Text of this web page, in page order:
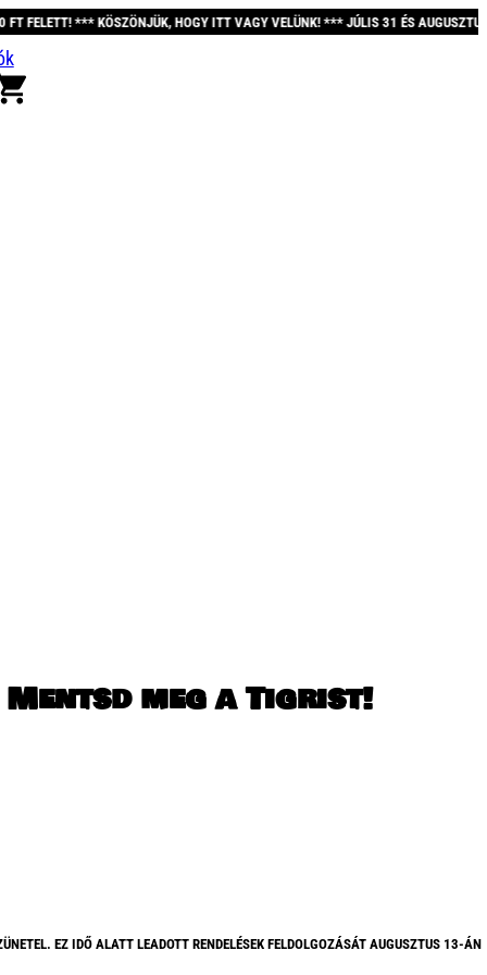
HOGY ITT VAGY VELÜNK! *** JÚLIS 31 ÉS AUGUSZTUS 12. KÖZÖTT A
meg a Tigrist!
EZ IDŐ ALATT LEADOTT RENDELÉSEK FELDOLGOZÁSÁT AUGUSZTUS 13-ÁN